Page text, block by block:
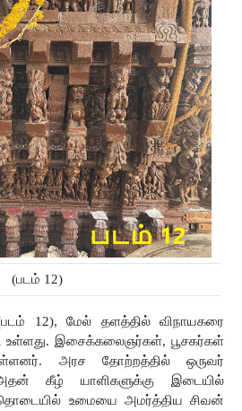
(படம் 12)
12), மேல் தளத்தில்
விநாயகரை
உள்ளது. இசைக்கலைஞர்கள், பூசகர்கள்
அரச தோற்றத்தில் ஒருவர்
கீழ் யாளிகளுக்கு இடையில்
தொடையில் உமையை அமர்த்திய சிவன்